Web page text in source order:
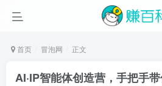
首页 冒泡网 正文
AI·IP智能体创造营，手把手